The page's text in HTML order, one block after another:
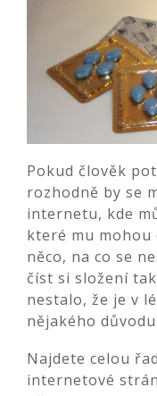
Pokud člověk
rozhodně by se
internetu, kde
které mu mohou
něco, na co se
číst si složení
nestalo, že je v
nějakého
Najdete celou
internetové